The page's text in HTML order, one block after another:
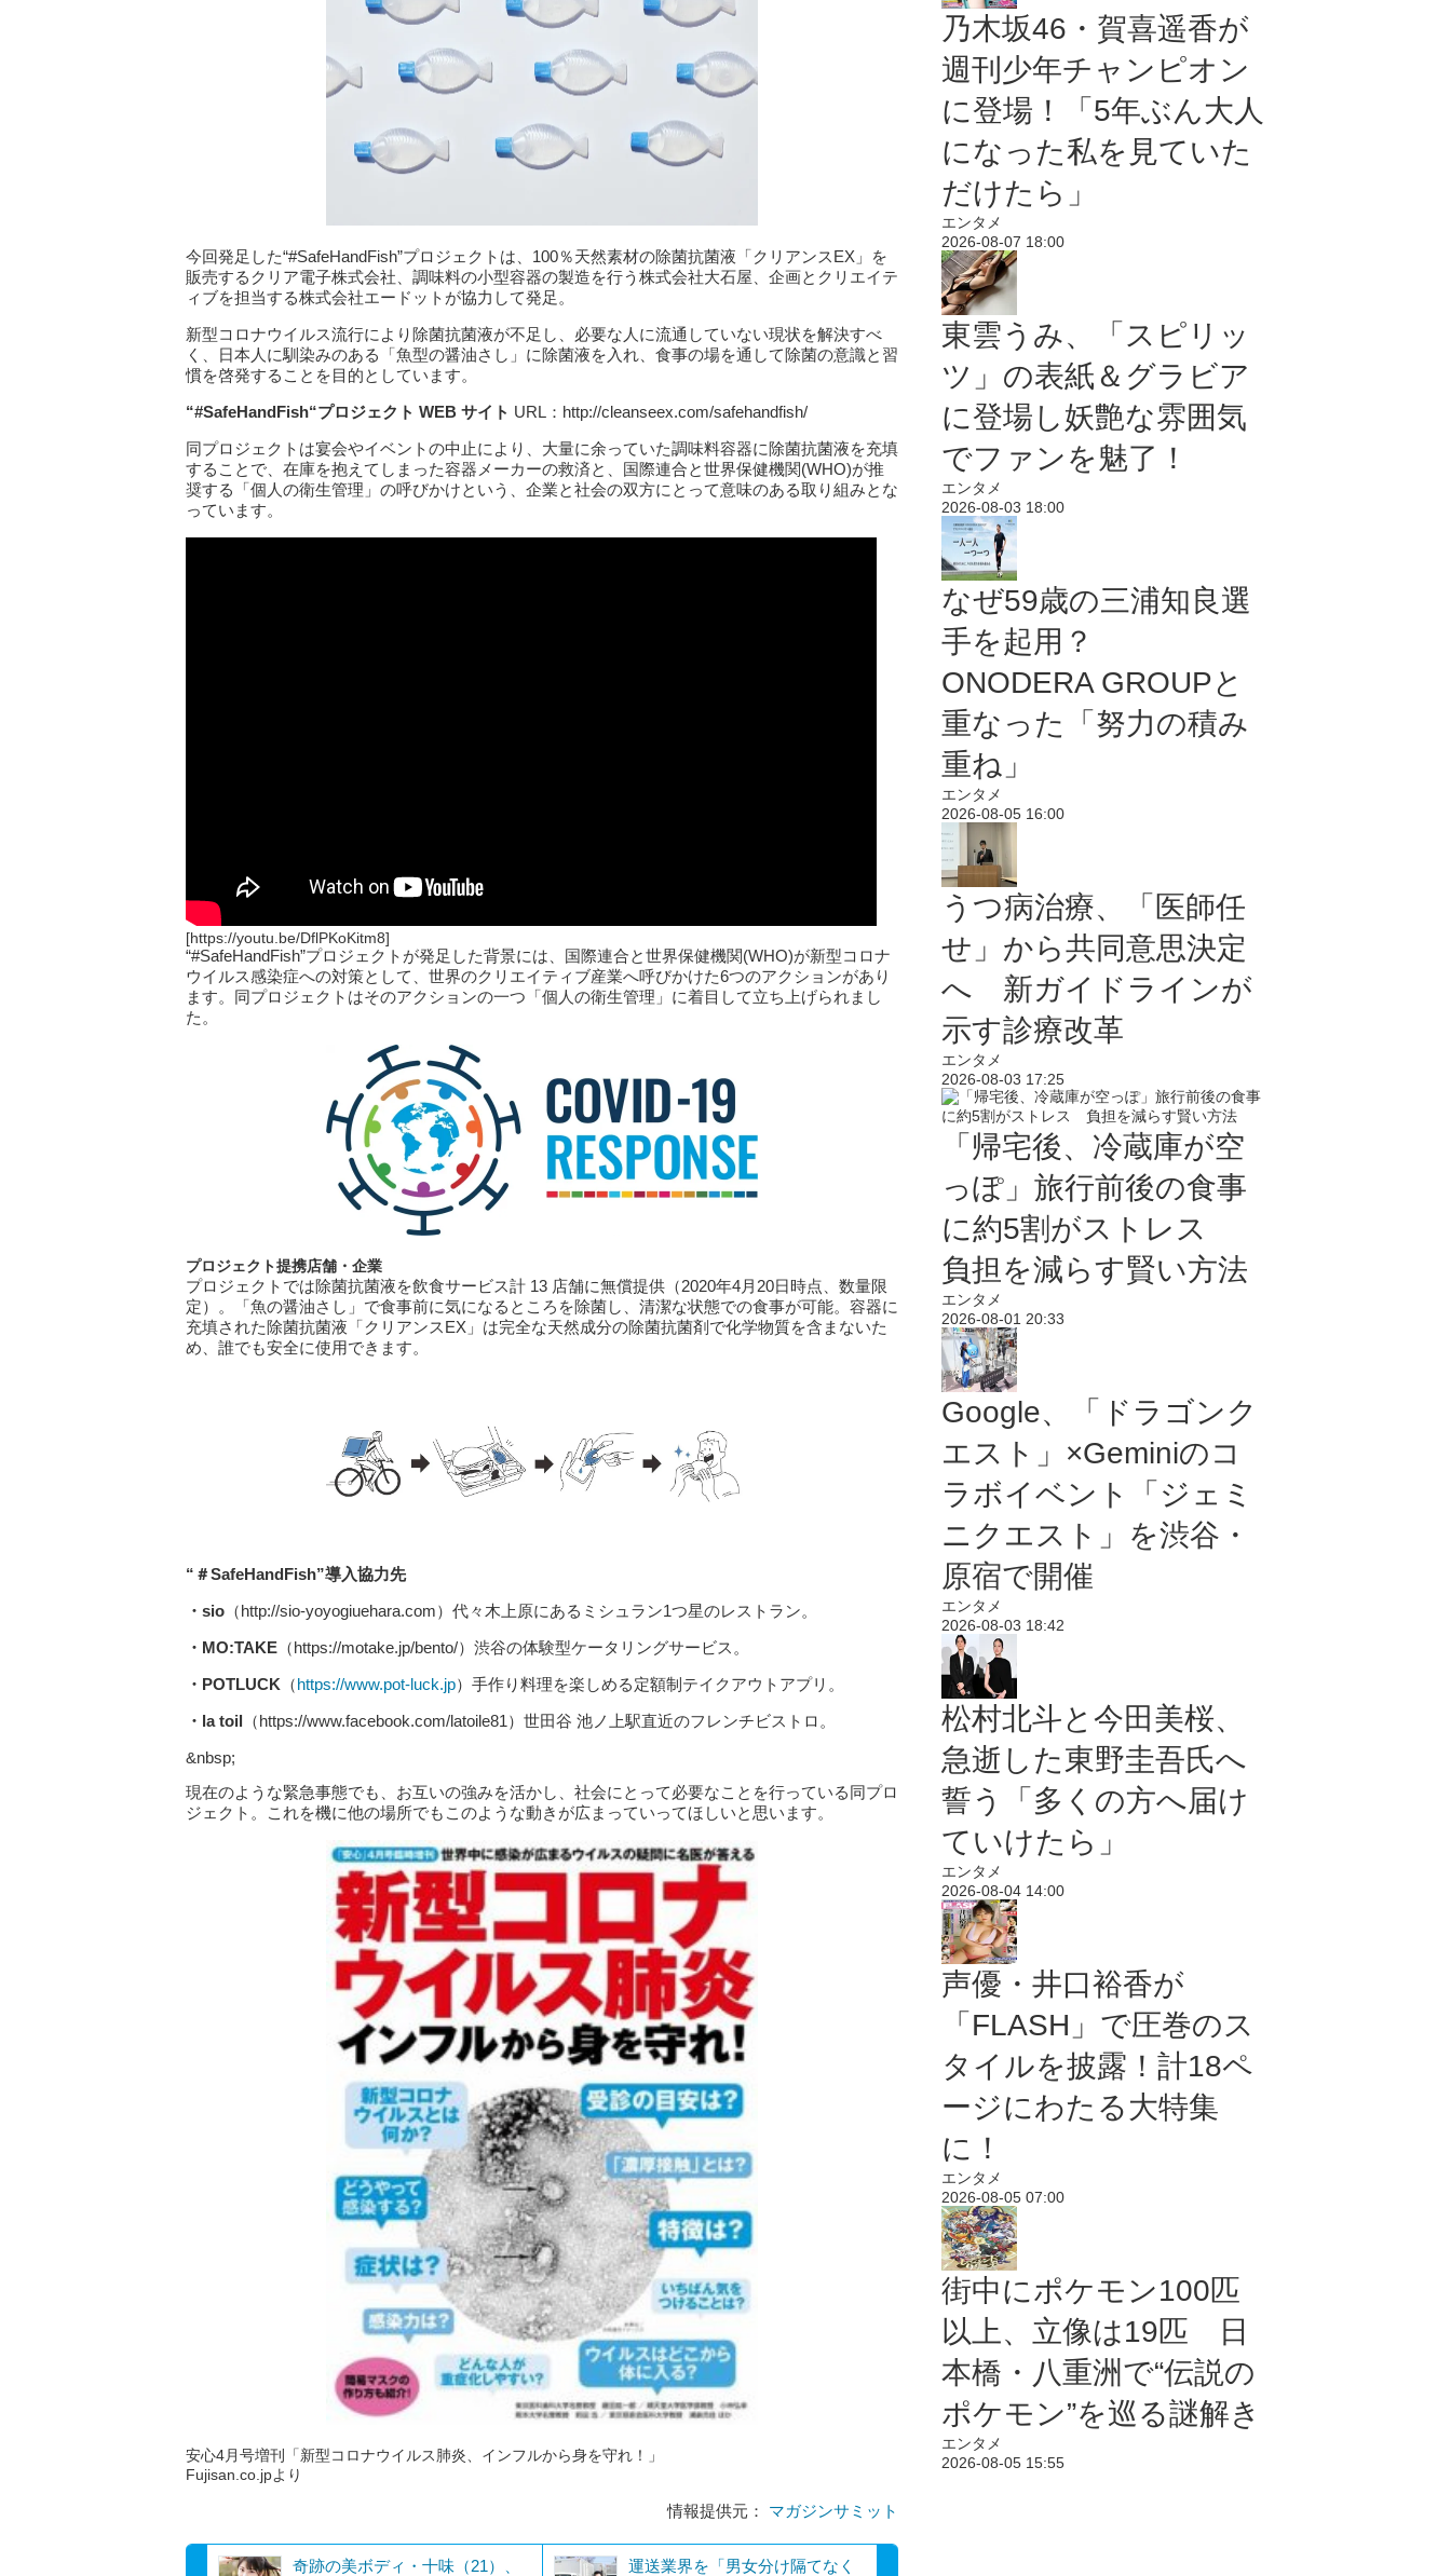
今回発足した“#SafeHandFish”プロジェクトは、100％天然素材の除菌抗菌液「クリアンスEX」を
販売するクリア電子株式会社、調味料の小型容器の製造を行う株式会社大石屋、企画とクリエイテ
ィブを担当する株式会社エードットが協力して発足。
新型コロナウイルス流行により除菌抗菌液が不足し、必要な人に流通していない現状を解決すべ
く、日本人に馴染みのある「魚型の醤油さし」に除菌液を入れ、食事の場を通して除菌の意識と習
慣を啓発することを目的としています。
“#SafeHandFish“プロジェクト WEB サイト URL：http://cleanseex.com/safehandfish/
同プロジェクトは宴会やイベントの中止により、大量に余っていた調味料容器に除菌抗菌液を充填
することで、在庫を抱えてしまった容器メーカーの救済と、国際連合と世界保健機関(WHO)が推
奨する「個人の衛生管理」の呼びかけという、企業と社会の双方にとって意味のある取り組みとな
っています。
[https://youtu.be/DflPKoKitm8]
“#SafeHandFish”プロジェクトが発足した背景には、国際連合と世界保健機関(WHO)が新型コロナ
ウイルス感染症への対策として、世界のクリエイティブ産業へ呼びかけた6つのアクションがあり
ます。同プロジェクトはそのアクションの一つ「個人の衛生管理」に着目して立ち上げられまし
た。
プロジェクト提携店舗・企業
プロジェクトでは除菌抗菌液を飲食サービス計 13 店舗に無償提供（2020年4月20日時点、数量限
定）。「魚の醤油さし」で食事前に気になるところを除菌し、清潔な状態での食事が可能。容器に
充填された除菌抗菌液「クリアンスEX」は完全な天然成分の除菌抗菌剤で化学物質を含まないた
め、誰でも安全に使用できます。
“＃SafeHandFish”導入協力先
・sio （http://sio-yoyogiuehara.com）代々木上原にあるミシュラン1つ星のレストラン。
・MO:TAKE （https://motake.jp/bento/）渋谷の体験型ケータリングサービス。
・POTLUCK （https://www.pot-luck.jp）手作り料理を楽しめる定額制テイクアウトアプリ。
・la toil （https://www.facebook.com/latoile81）世田谷 池ノ上駅直近のフレンチビストロ。
&nbsp;
現在のような緊急事態でも、お互いの強みを活かし、社会にとって必要なことを行っている同プロ
ジェクト。これを機に他の場所でもこのような動きが広まっていってほしいと思います。
安心4月号増刊「新型コロナウイルス肺炎、インフルから身を守れ！」
Fujisan.co.jpより
情報提供元： マガジンサミット
奇跡の美ボディ・十味（21）、 運送業界を「男女分け隔てなく
乃木坂46・賀喜遥香が
週刊少年チャンピオン
に登場！「5年ぶん大人
になった私を見ていた
だけたら」
エンタメ
2026-08-07 18:00
東雲うみ、「スピリッ
ツ」の表紙＆グラビア
に登場し妖艶な雰囲気
でファンを魅了！
エンタメ
2026-08-03 18:00
なぜ59歳の三浦知良選
手を起用？
ONODERA GROUPと
重なった「努力の積み
重ね」
エンタメ
2026-08-05 16:00
うつ病治療、「医師任
せ」から共同意思決定
へ 新ガイドラインが
示す診療改革
エンタメ
2026-08-03 17:25
「帰宅後、冷蔵庫が空
っぽ」旅行前後の食事
に約5割がストレス
負担を減らす賢い方法
エンタメ
2026-08-01 20:33
Google、「ドラゴンク
エスト」×Geminiのコ
ラボイベント「ジェミ
ニクエスト」を渋谷・
原宿で開催
エンタメ
2026-08-03 18:42
松村北斗と今田美桜、
急逝した東野圭吾氏へ
誓う「多くの方へ届け
ていけたら」
エンタメ
2026-08-04 14:00
声優・井口裕香が
「FLASH」で圧巻のス
タイルを披露！計18ペ
ージにわたる大特集
に！
エンタメ
2026-08-05 07:00
街中にポケモン100匹
以上、立像は19匹 日
本橋・八重洲で“伝説の
ポケモン”を巡る謎解き
エンタメ
2026-08-05 15:55